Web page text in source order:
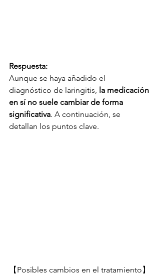
Respuesta:
Aunque se haya añadido el
diagnóstico de laringitis, la medicación
en sí no suele cambiar de forma
significativa. A continuación, se
detallan los puntos clave.
【Posibles cambios en el tratamiento】